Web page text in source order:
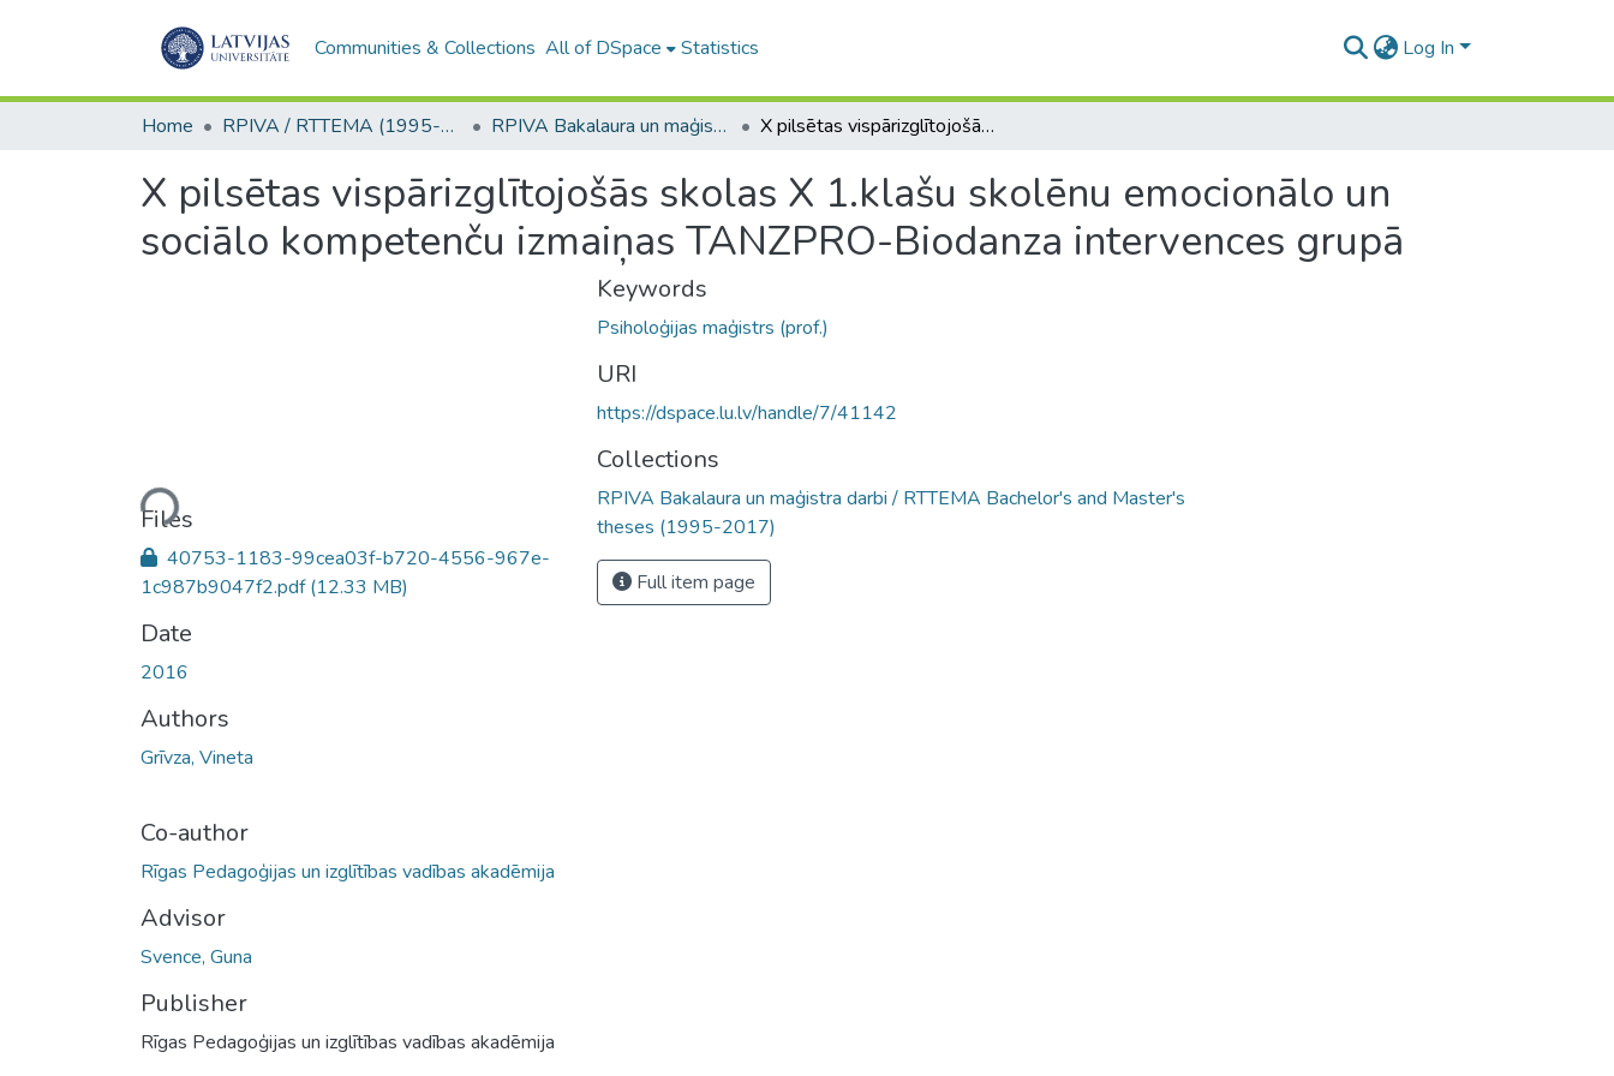
Communities & Collections All of DSpace Statistics Log In
Home RPIVA / RTTEMA (1995-2016) RPIVA Bakalaura un maģistra darbi / RTTEMA Bachelor's and Master's theses (1995-2017) X pilsētas vispārizglītojošās skolas X 1.klašu skolēnu emocionālo un sociālo kompetenču izmaiņas TANZPRO-Biodanza intervences grupā
X pilsētas vispārizglītojošās skolas X 1.klašu skolēnu emocionālo un
sociālo kompetenču izmaiņas TANZPRO-Biodanza intervences grupā
Loading...
Files
40753-1183-99cea03f-b720-4556-967e-
1c987b9047f2.pdf(12.33 MB)
Date
2016
Authors
Grīvza, Vineta
Co-author
Rīgas Pedagoģijas un izglītības vadības akadēmija
Advisor
Svence, Guna
Publisher
Rīgas Pedagoģijas un izglītības vadības akadēmija
Keywords
Psiholoģijas maģistrs (prof.)
URI
https://dspace.lu.lv/handle/7/41142
Collections
RPIVA Bakalaura un maģistra darbi / RTTEMA Bachelor's and Master's
theses (1995-2017)
Full item page